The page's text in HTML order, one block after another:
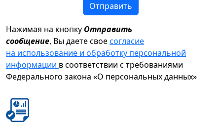
Отправить
Нажимая на кнопку Отправить
сообщение, Вы даете своесогласие
на использование и обработку персональной
информации в соответствии с требованиями
Федерального закона «О персональных данных»